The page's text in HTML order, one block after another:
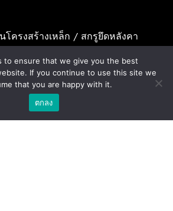
โครงสร้างเหล็ก / สกรูยึดหลังคา
หลังคา
เจาะเสียบเหล็ก / พุกเคมี
เจาะเสียบเหล็ก / อุปกรณ์เสริมสำหรับ
to ensure that we give you the best
If you continue to use this site we
that you are happy with it.
ตกลง